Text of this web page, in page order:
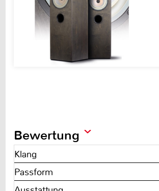
Bewertung
Klang
Passform